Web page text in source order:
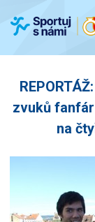
zvuků
na